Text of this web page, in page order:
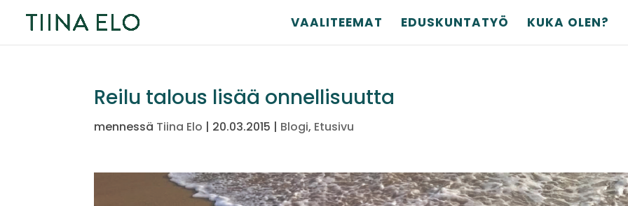
VAALITEEMAT EDUSKUNTATYÖ KUKA OLEN?
Reilu talous lisää onnellisuutta
mennessä Tiina Elo | 20.03.2015 | Blogi, Etusivu